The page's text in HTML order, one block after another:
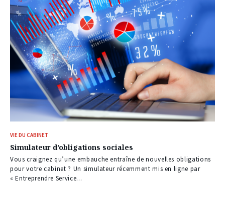
VIE DU CABINET
Simulateur d’obligations sociales
Vous craignez qu’une embauche entraîne de nouvelles obligations
pour votre cabinet ? Un simulateur récemment mis en ligne par
« Entreprendre Service...